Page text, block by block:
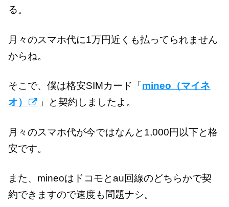
る。
月々のスマホ代に1万円近くも払ってられません
からね。
そこで、僕は格安SIMカード「 mineo（マイネ
オ）
」と契約しましたよ。
月々のスマホ代が今ではなんと1,000円以下と格
安です。
また、mineoはドコモとau回線のどちらかで契
約できますので速度も問題ナシ。